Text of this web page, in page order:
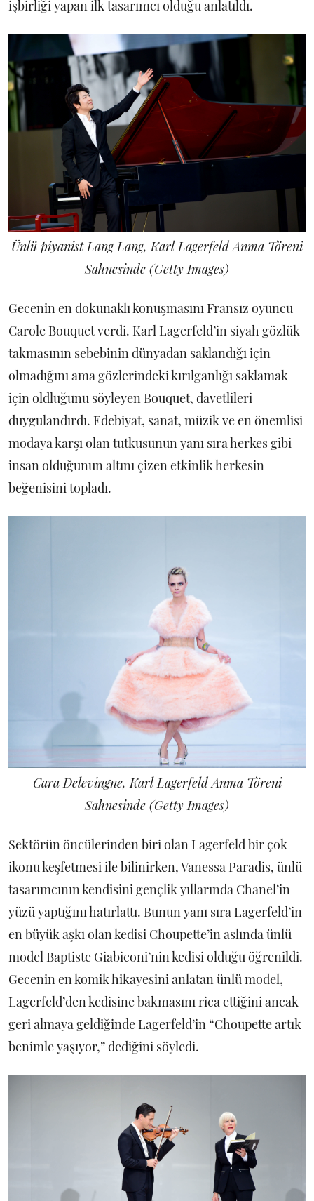
işbirliği yapan ilk tasarımcı olduğu anlatıldı.
Ünlü piyanist Lang Lang, Karl Lagerfeld Anma Töreni
Sahnesinde (Getty Images)
Gecenin en dokunaklı konuşmasını Fransız oyuncu
Carole Bouquet verdi. Karl Lagerfeld’in siyah gözlük
takmasının sebebinin dünyadan saklandığı için
olmadığını ama gözlerindeki kırılganlığı saklamak
için oldluğunu söyleyen Bouquet, davetlileri
duygulandırdı. Edebiyat, sanat, müzik ve en önemlisi
modaya karşı olan tutkusunun yanı sıra herkes gibi
insan olduğunun altını çizen etkinlik herkesin
beğenisini topladı.
Cara Delevingne, Karl Lagerfeld Anma Töreni
Sahnesinde (Getty Images)
Sektörün öncülerinden biri olan Lagerfeld bir çok
ikonu keşfetmesi ile bilinirken, Vanessa Paradis, ünlü
tasarımcının kendisini gençlik yıllarında Chanel’in
yüzü yaptığını hatırlattı. Bunun yanı sıra Lagerfeld’in
en büyük aşkı olan kedisi Choupette’in aslında ünlü
model Baptiste Giabiconi’nin kedisi olduğu öğrenildi.
Gecenin en komik hikayesini anlatan ünlü model,
Lagerfeld’den kedisine bakmasını rica ettiğini ancak
geri almaya geldiğinde Lagerfeld’in “Choupette artık
benimle yaşıyor,” dediğini söyledi.